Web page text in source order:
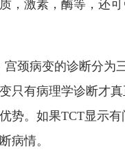
，激素，酶等，还
颈病变的诊断分为
只有病理学诊断才
势。如果TCT显示
病情。